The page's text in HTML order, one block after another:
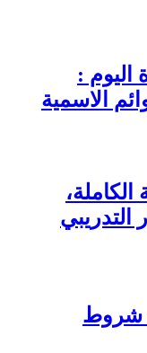
اليوم :
الاسمية
الكاملة،
التدريبي
المقاول الذاتي 2026 : شروط